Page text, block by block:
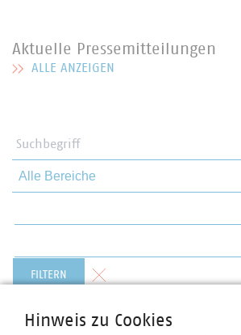
Aktuelle Pressemitteilungen
MEHR ZU AKTUELLE PRESSEMITTEILUNGEN
ALLE ANZEIGEN
FILTERN Formular zurücksetzen
Hinweis zu Cookies